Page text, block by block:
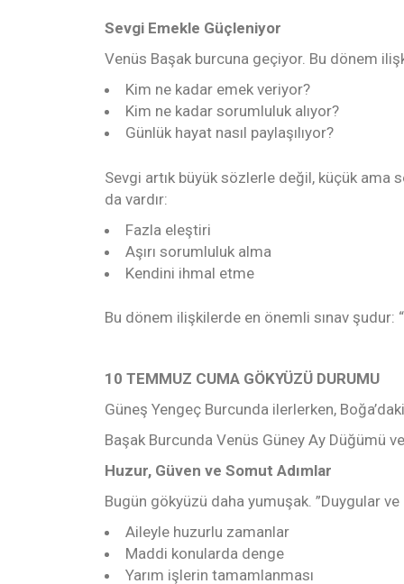
Sevgi Emekle Güçleniyor
Venüs Başak burcuna geçiyor. Bu dönem
Kim ne kadar emek veriyor?
Kim ne kadar sorumluluk alıyor?
Günlük hayat nasıl paylaşılıyor?
Sevgi artık büyük sözlerle değil, küçük ama
da vardır:
Fazla eleştiri
Aşırı sorumluluk alma
Kendini ihmal etme
Bu dönem ilişkilerde en önemli sınav şudur: “
10 TEMMUZ CUMA GÖKYÜZÜ DURUMU
Güneş Yengeç Burcunda ilerlerken,
Başak Burcunda Venüs Güney Ay Düğümü
Huzur, Güven ve Somut Adımlar
Bugün gökyüzü daha yumuşak. ”Duygular ve
Aileyle huzurlu zamanlar
Maddi konularda denge
Yarım işlerin tamamlanması